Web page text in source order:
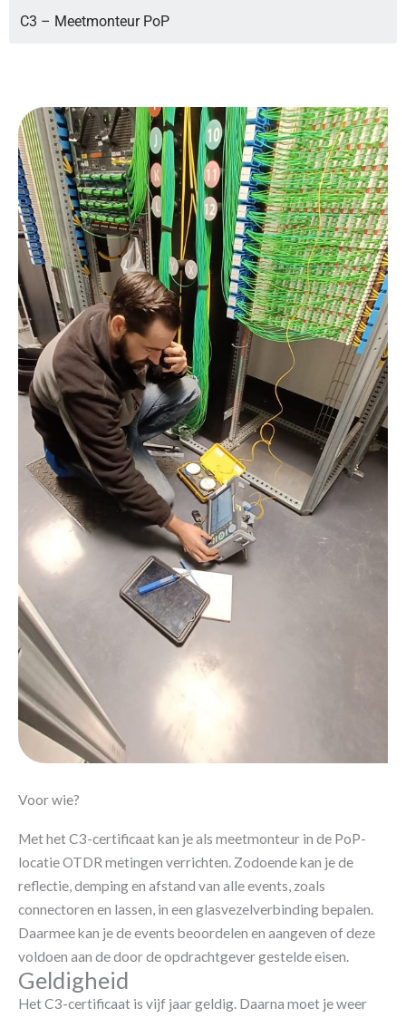
C3 – Meetmonteur PoP
Voor wie?
Met het C3-certificaat kan je als meetmonteur in de PoP-
locatie OTDR metingen verrichten. Zodoende kan je de
reflectie, demping en afstand van alle events, zoals
connectoren en lassen, in een glasvezelverbinding bepalen.
Daarmee kan je de events beoordelen en aangeven of deze
voldoen aan de door de opdrachtgever gestelde eisen.
Geldigheid
Het C3-certificaat is vijf jaar geldig. Daarna moet je weer